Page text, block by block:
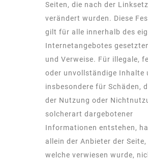
Seiten, die nach der
verändert wurden. Diese
gilt für alle innerhalb des
Internetangebotes
und Verweise. Für illegale,
oder unvollständige Inhalte
insbesondere für Schäden,
der Nutzung oder
solcherart dargebotener
Informationen entstehen,
allein der Anbieter der
welche verwiesen wurde,